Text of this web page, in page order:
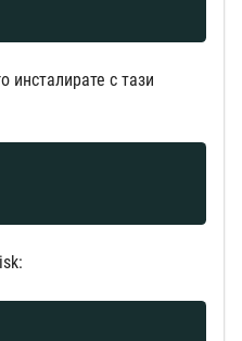
инсталирате с тази